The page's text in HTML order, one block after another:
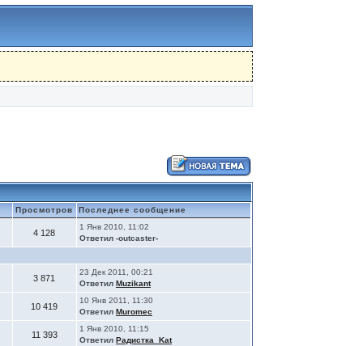
Просмотров Последнее сообщение
4 128
1 Янв 2010, 11:02
Ответил -outcaster-
3 871
23 Дек 2011, 00:21
Ответил Muzikant
10 419
10 Янв 2011, 11:30
Ответил Muromec
11 393
1 Янв 2010, 11:15
Ответил Радистка_Kat